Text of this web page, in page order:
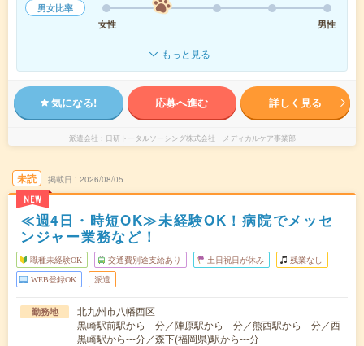
男女比率
女性
男性
もっと見る
気になる! 応募へ進む 詳しく見る
派遣会社 日研トータルソーシング株式会社 メディカルケア事業部
未読
NEW
掲載日 2026/08/05
≪週4日・時短OK≫未経験OK！病院でメッセ
ンジャー業務など！
職種未経験OK 交通費別途支給あり 土日祝日が休み 残業なし
WEB登録OK 派遣
勤務地
北九州市八幡西区
黒崎駅前駅から---分／陣原駅から---分／熊西駅から---分／西
黒崎駅から---分／森下(福岡県)駅から---分